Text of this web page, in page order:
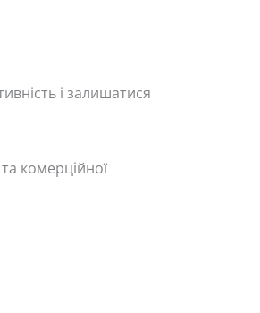
і залишатися
комерційної